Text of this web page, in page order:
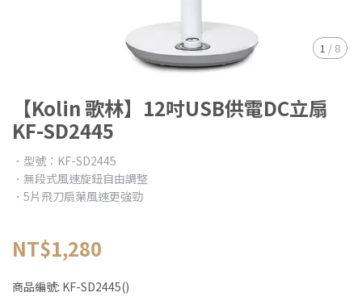
1 / 8
【Kolin 歌林】12吋USB供電DC立扇
KF-SD2445
．型號：KF-SD2445
．無段式風速旋鈕自由調整
．5片飛刀扇葉風速更強勁
NT$1,280
商品編號: KF-SD2445()